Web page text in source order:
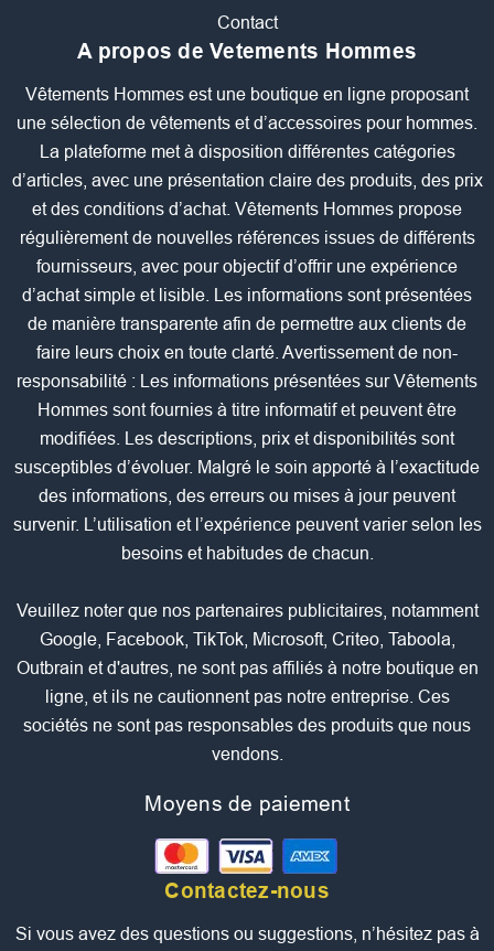
Contact
A propos de Vetements Hommes
Vêtements Hommes est une boutique en ligne proposant
une sélection de vêtements et d’accessoires pour hommes.
La plateforme met à disposition différentes catégories
d’articles, avec une présentation claire des produits, des prix
et des conditions d’achat. Vêtements Hommes propose
régulièrement de nouvelles références issues de différents
fournisseurs, avec pour objectif d’offrir une expérience
d’achat simple et lisible. Les informations sont présentées
de manière transparente afin de permettre aux clients de
faire leurs choix en toute clarté. Avertissement de non-
responsabilité : Les informations présentées sur Vêtements
Hommes sont fournies à titre informatif et peuvent être
modifiées. Les descriptions, prix et disponibilités sont
susceptibles d’évoluer. Malgré le soin apporté à l’exactitude
des informations, des erreurs ou mises à jour peuvent
survenir. L’utilisation et l’expérience peuvent varier selon les
besoins et habitudes de chacun.
Veuillez noter que nos partenaires publicitaires, notamment
Google, Facebook, TikTok, Microsoft, Criteo, Taboola,
Outbrain et d'autres, ne sont pas affiliés à notre boutique en
ligne, et ils ne cautionnent pas notre entreprise. Ces
sociétés ne sont pas responsables des produits que nous
vendons.
Moyens de paiement
Contactez-nous
Si vous avez des questions ou suggestions, n’hésitez pas à